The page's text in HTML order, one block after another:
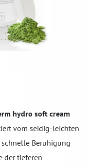
hydro soft cream
vom seidig-leichten
Beruhigung
der tieferen